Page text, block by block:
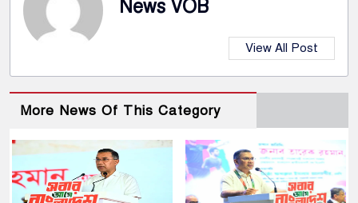
News VOB
View All Post
More News Of This Category